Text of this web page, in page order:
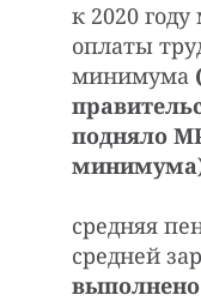
к 2020
оплаты
минимума
подняло
средняя
средней